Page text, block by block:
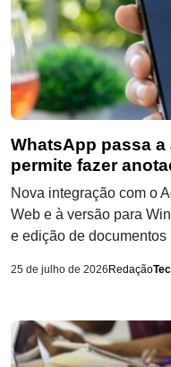
WhatsApp passa a
permite fazer
Nova integração com o
Web e à versão para
e edição de documentos
25 de julho de 2026 Redação